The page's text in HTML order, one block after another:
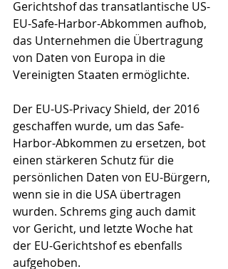
Gerichtshof das transatlantische US-
EU-Safe-Harbor-Abkommen aufhob,
das Unternehmen die Übertragung
von Daten von Europa in die
Vereinigten Staaten ermöglichte.
Der EU-US-Privacy Shield, der 2016
geschaffen wurde, um das Safe-
Harbor-Abkommen zu ersetzen, bot
einen stärkeren Schutz für die
persönlichen Daten von EU-Bürgern,
wenn sie in die USA übertragen
wurden. Schrems ging auch damit
vor Gericht, und letzte Woche hat
der EU-Gerichtshof es ebenfalls
aufgehoben.